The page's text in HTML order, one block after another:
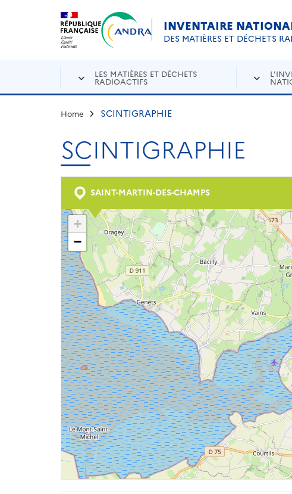
Aller au contenu principal
INVENTAIRE
DES MATIÈRES ET DÉCHETS
LES MATIÈRES ET DÉCHETS
RADIOACTIFS
Home SCINTIGRAPHIE
SCINTIGRAPHIE
SAINT-MARTIN-DES-CHAMPS
+
−